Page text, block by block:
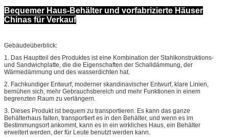
Bequemer Haus-Behälter und vorfabrizierte Häuser
Chinas für Verkauf
Gebäudeüberblick:
1. Das Hauptteil des Produktes ist eine Kombination der Stahlkonstruktions-
und Sandwichplatte, die die Eigenschaften der Schalldämmung, der
Wärmedämmung und des wasserdichten hat.
2. Fachkundiger Entwurf, moderner skandinavischer Entwurf, klare Linien,
bemühen sich, mehr Gebrauchsbereich und mehr Funktionen in einem
begrenzten Raum zu verlängern.
3. Dieses Produkt ist bequem zu transportieren. Es kann das ganze
Behälterhaus falten, transportiert es in den Behälter, und wenn es im
Bestimmungsort ankommt, kann es in ein wirkliches Haus, ein Behälter
erweitert werden, der für Leute benutzt werden kann.